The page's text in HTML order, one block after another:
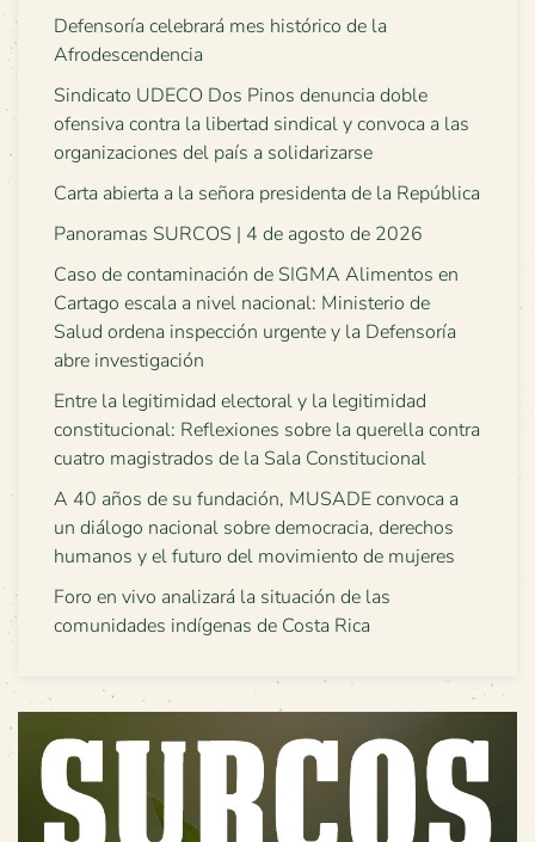
Defensoría celebrará mes histórico de la
Afrodescendencia
Sindicato UDECO Dos Pinos denuncia doble
ofensiva contra la libertad sindical y convoca a las
organizaciones del país a solidarizarse
Carta abierta a la señora presidenta de la República
Panoramas SURCOS | 4 de agosto de 2026
Caso de contaminación de SIGMA Alimentos en
Cartago escala a nivel nacional: Ministerio de
Salud ordena inspección urgente y la Defensoría
abre investigación
Entre la legitimidad electoral y la legitimidad
constitucional: Reflexiones sobre la querella contra
cuatro magistrados de la Sala Constitucional
A 40 años de su fundación, MUSADE convoca a
un diálogo nacional sobre democracia, derechos
humanos y el futuro del movimiento de mujeres
Foro en vivo analizará la situación de las
comunidades indígenas de Costa Rica